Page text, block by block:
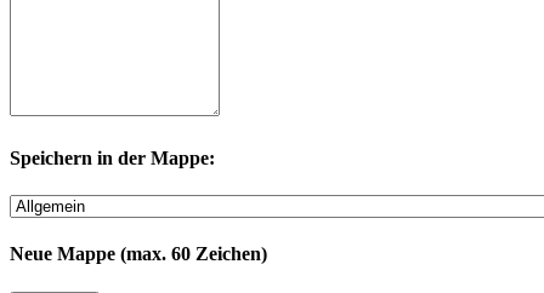
Speichern in der Mappe:
Neue Mappe (max. 60 Zeichen)